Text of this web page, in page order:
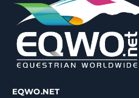
EQWO.NET